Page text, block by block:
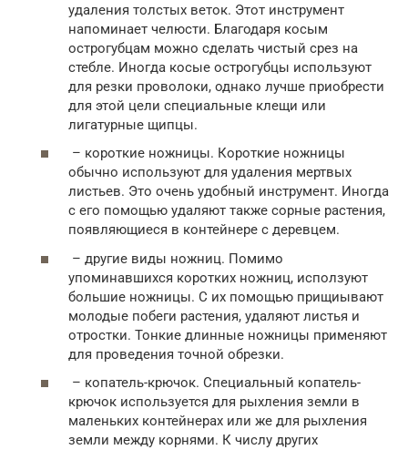
удаления толстых веток. Этот инструмент
напоминает челюсти. Благодаря косым
острогубцам можно сделать чистый срез на
стебле. Иногда косые острогубцы используют
для резки проволоки, однако лучше приобрести
для этой цели специальные клещи или
лигатурные щипцы.
– короткие ножницы. Короткие ножницы
обычно используют для удаления мертвых
листьев. Это очень удобный инструмент. Иногда
с его помощью удаляют также сорные растения,
появляющиеся в контейнере с деревцем.
– другие виды ножниц. Помимо
упоминавшихся коротких ножниц, исползуют
большие ножницы. С их помощью прищиывают
молодые побеги растения, удаляют листья и
отростки. Тонкие длинные ножницы применяют
для проведения точной обрезки.
– копатель-крючок. Специальный копатель-
крючок используется для рыхления земли в
маленьких контейнерах или же для рыхления
земли между корнями. К числу других